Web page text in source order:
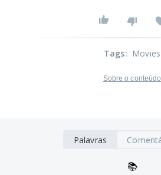
Tags: Movies
Sobre o conteúdo
Palavras
📚